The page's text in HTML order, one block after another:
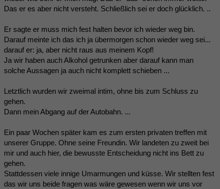
Das er es aber nicht versteht. Schließlich sei er doch glücklich. ..
Er sagte er muss mich fest halten bevor ich wieder weg bin.
Darauf meinte ich das ich ja übermorgen schon wieder weg sei...
darauf er: ja, aber nicht raus aus meinem Kopf!
Ja wir haben auch Alkohol getrunken aber darauf kann man
solche Aussagen ja auch nicht komplett schieben ...
Letztlich wurden wir zweimal intim, ohne bis zum Schluss zu
gehen.
Dann mein Abgang auf der Autobahn. ...
Ein paar Wochen später kam es zum ersten privaten treffen mit
unserer Gruppe. Ohne seine Freundin. Wir landeten zu zweit bei
mir und auch hier, die bewusste Entscheidung nicht ins Bett zu
gehen.
Stattdessen viele innige Umarmungen und küsse. Wir stellten fest
das wir uns beide fragen was wäre gewesen wenn wir uns vor